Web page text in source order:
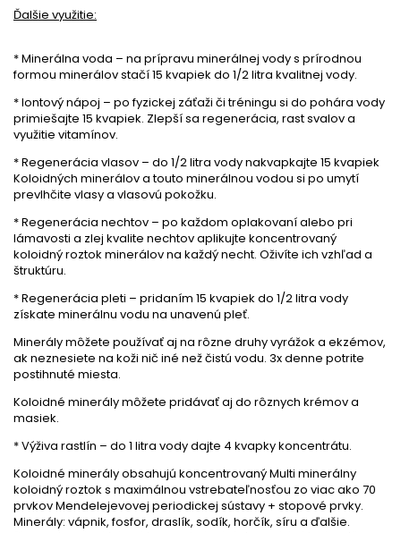
Ďalšie využitie:
* Minerálna voda – na prípravu minerálnej vody s prírodnou
formou minerálov stačí 15 kvapiek do 1/2 litra kvalitnej vody.
* Iontový nápoj – po fyzickej záťaži či tréningu si do pohára vody
primiešajte 15 kvapiek. Zlepší sa regenerácia, rast svalov a
využitie vitamínov.
* Regenerácia vlasov – do 1/2 litra vody nakvapkajte 15 kvapiek
Koloidných minerálov a touto minerálnou vodou si po umytí
prevlhčite vlasy a vlasovú pokožku.
* Regenerácia nechtov – po každom oplakovaní alebo pri
lámavosti a zlej kvalite nechtov aplikujte koncentrovaný
koloidný roztok minerálov na každý necht. Oživíte ich vzhľad a
štruktúru.
* Regenerácia pleti – pridaním 15 kvapiek do 1/2 litra vody
získate minerálnu vodu na unavenú pleť.
Minerály môžete používať aj na rôzne druhy vyrážok a ekzémov,
ak neznesiete na koži nič iné než čistú vodu. 3x denne potrite
postihnuté miesta.
Koloidné minerály môžete pridávať aj do rôznych krémov a
masiek.
* Výživa rastlín – do 1 litra vody dajte 4 kvapky koncentrátu.
Koloidné minerály obsahujú koncentrovaný Multi minerálny
koloidný roztok s maximálnou vstrebateľnosťou zo viac ako 70
prvkov Mendelejevovej periodickej sústavy + stopové prvky.
Minerály: vápnik, fosfor, draslík, sodík, horčík, síru a ďalšie.